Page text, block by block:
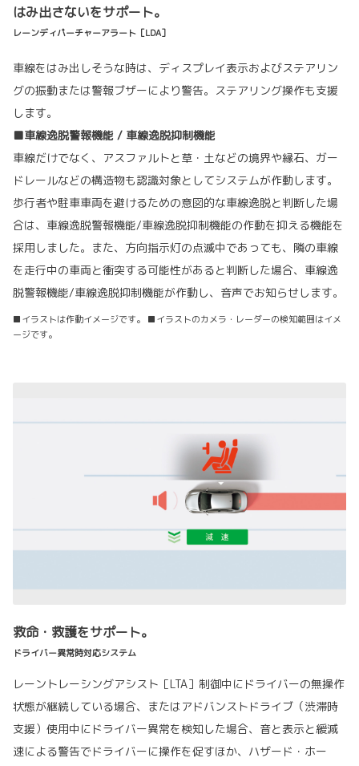
はみ出さないをサポート。
レーンディパーチャーアラート［LDA］
車線をはみ出しそうな時は、ディスプレイ表示およびステアリン
グの振動または警報ブザーにより警告。ステアリング操作も支援
します。
■車線逸脱警報機能 / 車線逸脱抑制機能
車線だけでなく、アスファルトと草・土などの境界や縁石、ガー
ドレールなどの構造物も認識対象としてシステムが作動します。
歩行者や駐車車両を避けるための意図的な車線逸脱と判断した場
合は、車線逸脱警報機能/車線逸脱抑制機能の作動を抑える機能を
採用しました。また、方向指示灯の点滅中であっても、隣の車線
を走行中の車両と衝突する可能性があると判断した場合、車線逸
脱警報機能/車線逸脱抑制機能が作動し、音声でお知らせします。
■イラストは作動イメージです。 ■イラストのカメラ・レーダーの検知範囲はイメ
ージです。
救命・救護をサポート。
ドライバー異常時対応システム
レーントレーシングアシスト［LTA］制御中にドライバーの無操作
状態が継続している場合、またはアドバンストドライブ（渋滞時
支援）使用中にドライバー異常を検知した場合、音と表示と緩減
速による警告でドライバーに操作を促すほか、ハザード・ホー